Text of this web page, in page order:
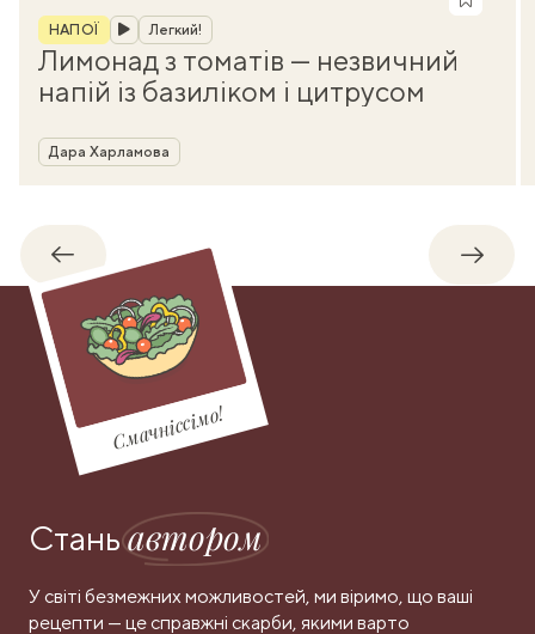
Рубрика
НАПОЇ Легкий!
Лимонад з томатів — незвичний
напій із базиліком і цитрусом
Автор
Дара Харламова
Назад
Смачніссімо!
Станьавтором
У світі безмежних можливостей, ми віримо, що ваші
рецепти — це справжні скарби, якими варто